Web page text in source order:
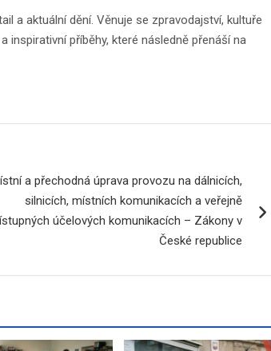
a aktuální dění. Věnuje se zpravodajství, kultuře
příběhy, které následně přenáší na
a přechodná úprava provozu na dálnicích,
silnicích, místních komunikacích a veřejně
účelových komunikacích – Zákony v
České republice